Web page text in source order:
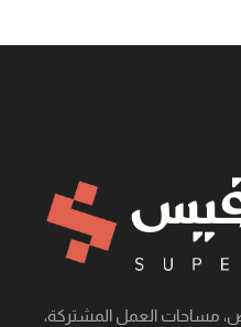
مساحات العمل المشتركة،